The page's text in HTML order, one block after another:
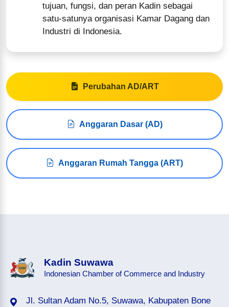
tujuan, fungsi, dan peran Kadin sebagai
satu-satunya organisasi Kamar Dagang dan
Industri di Indonesia.
Perubahan AD/ART
Anggaran Dasar (AD)
Anggaran Rumah Tangga (ART)
Kadin Suwawa
Indonesian Chamber of Commerce and Industry
Jl. Sultan Adam No.5, Suwawa, Kabupaten Bone